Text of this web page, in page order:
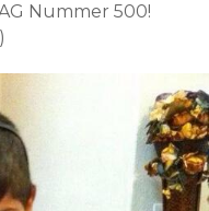
Nummer 500!